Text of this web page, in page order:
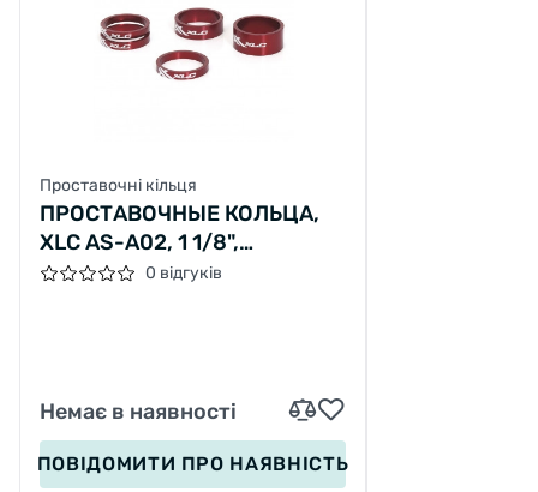
Проставочні кільця
ПРОСТАВОЧНЫЕ КОЛЬЦА,
XLC AS-A02, 1 1/8",
КРАСНЫЕ 0 відгуків
Немає в наявності
ПОВІДОМИТИ ПРО НАЯВНІСТЬ